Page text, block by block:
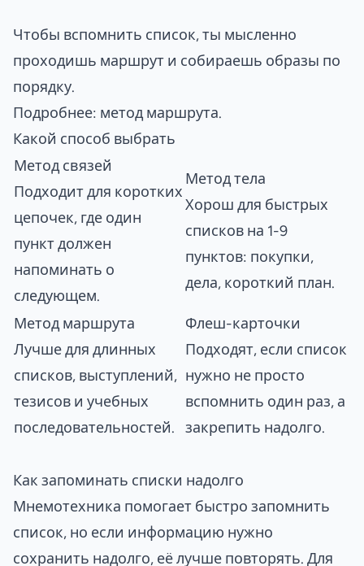
Чтобы вспомнить список, ты мысленно
проходишь маршрут и собираешь образы по
порядку.
Подробнее: метод маршрута
Какой способ выбрать
Метод связей
Подходит для коротких
цепочек, где один
пункт должен
напоминать о
следующем.
Метод тела
Хорош для быстрых
списков на 1-9
пунктов: покупки,
дела, короткий план.
Метод маршрута
Лучше для длинных
списков, выступлений,
тезисов и учебных
последовательностей.
Флеш-карточки
Подходят, если список
нужно не просто
вспомнить один раз, а
закрепить надолго.
Как запоминать списки надолго
Мнемотехника помогает быстро запомнить
список, но если информацию нужно
сохранить надолго, её лучше повторять. Для